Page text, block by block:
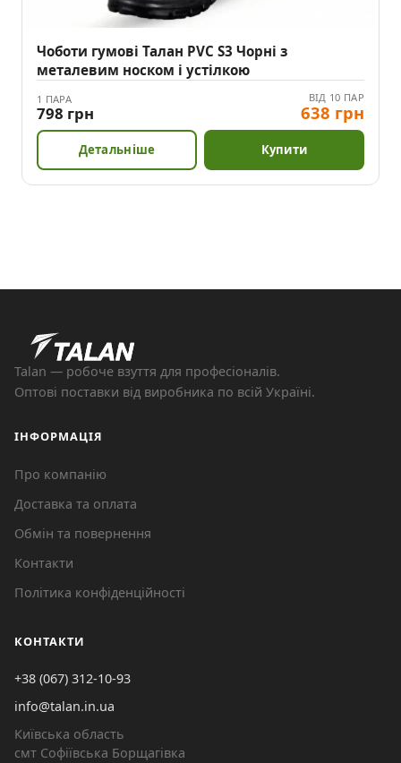
Чоботи гумові Талан PVC S3 Чорні з
металевим носком і устілкою
1 ПАРА
798 грн
ВІД 10 ПАР
638 грн
Детальніше Купити
Talan — робоче взуття для професіоналів.
Оптові поставки від виробника по всій Україні.
ІНФОРМАЦІЯ
Про компанію
Доставка та оплата
Обмін та повернення
Контакти
Політика конфіденційності
КОНТАКТИ
+38 (067) 312-10-93
info@talan.in.ua
Київська область
смт Софіївська Борщагівка